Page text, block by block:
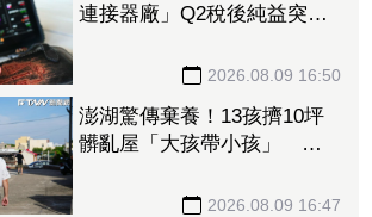
連接器廠」Q2稅後純益突破2
2026.08.09 16:50
澎湖驚傳棄養！13孩擠10坪
髒亂屋「大孩帶小孩」 父
2026.08.09 16:47